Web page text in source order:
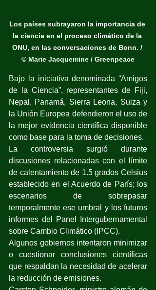
Los países subrayaron la importancia de
la ciencia en el proceso climático de la
ONU, en las conversaciones de Bonn. /
© Marie Jacquemine / Greenpeace
Bajo la iniciativa denominada “Amigos
de la Ciencia”, representantes de Fiji,
Nepal, Panamá, Sierra Leona, Suiza y
la Unión Europea defendieron el uso de
la mejor evidencia científica disponible
como base para la toma de decisiones.
La controversia surgió durante
discusiones relacionadas con el límite
de calentamiento de 1.5 grados Celsius
establecido en el Acuerdo de París; los
escenarios de sobrepasar
temporalmente ese umbral y los futuros
informes del Panel Intergubernamental
sobre Cambio Climático (IPCC).
Algunos gobiernos intentaron minimizar
o cuestionar conclusiones científicas
que respaldan la necesidad de acelerar
la reducción de emisiones.